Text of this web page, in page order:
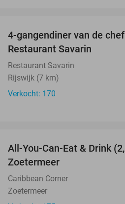
4-gangendiner van de
Restaurant Savarin
Restaurant Savarin
Rijswijk (7 km)
Verkocht: 170
All-You-Can-Eat & Drink
Zoetermeer
Caribbean Corner
Zoetermeer